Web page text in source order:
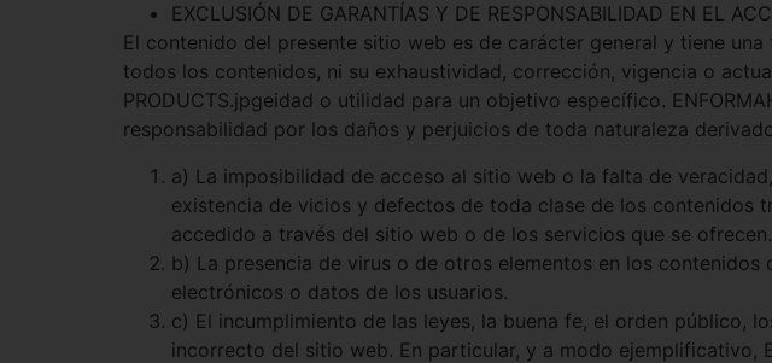
EXCLUSIÓN DE GARANTÍAS Y DE RESPONSABILIDAD EN EL
El contenido del presente sitio web es de carácter general y tiene
todos los contenidos, ni su exhaustividad, corrección, vigencia o
PRODUCTS.jpgeidad o utilidad para un objetivo específico.
responsabilidad por los daños y perjuicios de toda naturaleza
a) La imposibilidad de acceso al sitio web o la falta de
existencia de vicios y defectos de toda clase de los contenidos
accedido a través del sitio web o de los servicios que se ofrecen.
b) La presencia de virus o de otros elementos en los
electrónicos o datos de los usuarios.
c) El incumplimiento de las leyes, la buena fe, el orden público,
incorrecto del sitio web. En particular, y a modo ejemplificativo,